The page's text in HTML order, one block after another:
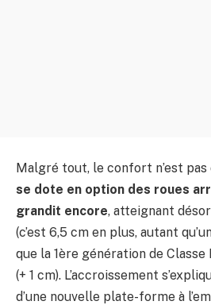
Malgré tout, le confort n’est pas
se dote en option des roues
grandit encore, atteignant
(c’est 6,5 cm en plus, autant
que la 1ère génération de Classe
(+ 1 cm). L’accroissement
d’une nouvelle plate-forme à